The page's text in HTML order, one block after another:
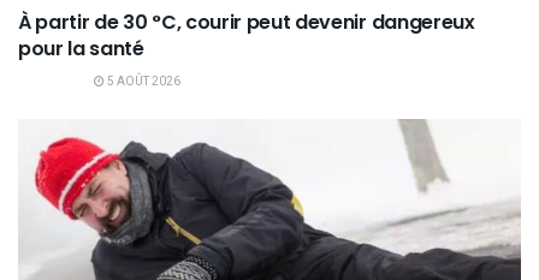
À partir de 30 °C, courir peut devenir dangereux
pour la santé
5 AOÛT 2026